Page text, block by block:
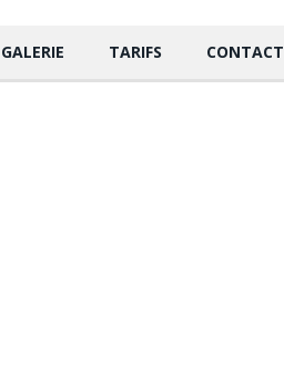
GALERIE TARIFS CONTACT